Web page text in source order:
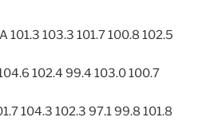
101.3 103.3 101.7 100.8 102.5
102.4 99.4 103.0 100.7
104.3 102.3 97.1 99.8 101.8